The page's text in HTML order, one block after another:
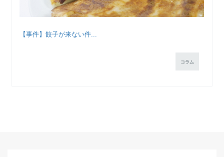
【事件】餃子が来ない件...
コラム